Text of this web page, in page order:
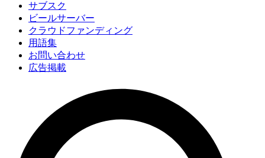
サブスク
ビールサーバー
クラウドファンディング
用語集
お問い合わせ
広告掲載